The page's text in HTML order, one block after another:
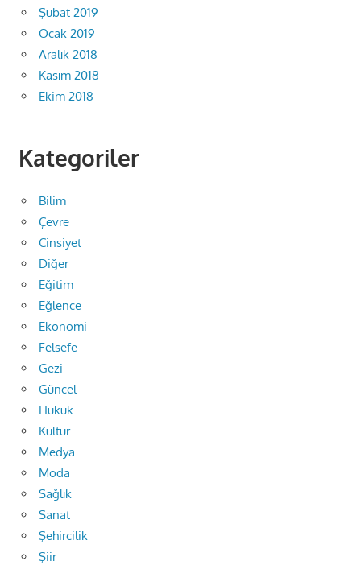
Şubat 2019
Ocak 2019
Aralık 2018
Kasım 2018
Ekim 2018
Kategoriler
Bilim
Çevre
Cinsiyet
Diğer
Eğitim
Eğlence
Ekonomi
Felsefe
Gezi
Güncel
Hukuk
Kültür
Medya
Moda
Sağlık
Sanat
Şehircilik
Şiir